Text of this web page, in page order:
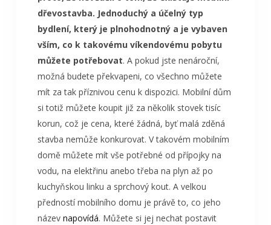
dřevostavba. Jednoduchý a účelný typ
bydlení, který je plnohodnotný a je vybaven
vším, co k takovému víkendovému pobytu
můžete potřebovat. A pokud jste nenároční,
možná budete překvapeni, co všechno můžete
mít za tak příznivou cenu k dispozici. Mobilní dům
si totiž můžete koupit již za několik stovek tisíc
korun, což je cena, které žádná, byť malá zděná
stavba nemůže konkurovat. V takovém mobilním
domě můžete mít vše potřebné od přípojky na
vodu, na elektřinu anebo třeba na plyn až po
kuchyňskou linku a sprchový kout. A velkou
předností mobilního domu je právě to, co jeho
názevnapovídá. Můžete si jej nechat postavit